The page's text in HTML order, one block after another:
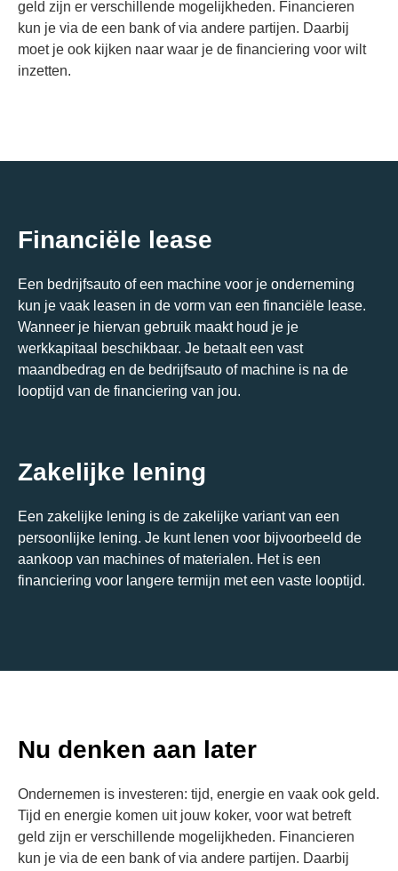
geld zijn er verschillende mogelijkheden. Financieren
kun je via de een bank of via andere partijen. Daarbij
moet je ook kijken naar waar je de financiering voor wilt
inzetten.
Financiële lease
Een bedrijfsauto of een machine voor je onderneming
kun je vaak leasen in de vorm van een financiële lease.
Wanneer je hiervan gebruik maakt houd je je
werkkapitaal beschikbaar. Je betaalt een vast
maandbedrag en de bedrijfsauto of machine is na de
looptijd van de financiering van jou.
Zakelijke lening
Een zakelijke lening is de zakelijke variant van een
persoonlijke lening. Je kunt lenen voor bijvoorbeeld de
aankoop van machines of materialen. Het is een
financiering voor langere termijn met een vaste looptijd.
Nu denken aan later
Ondernemen is investeren: tijd, energie en vaak ook geld.
Tijd en energie komen uit jouw koker, voor wat betreft
geld zijn er verschillende mogelijkheden. Financieren
kun je via de een bank of via andere partijen. Daarbij